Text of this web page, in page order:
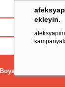
ekleyin.
Boya